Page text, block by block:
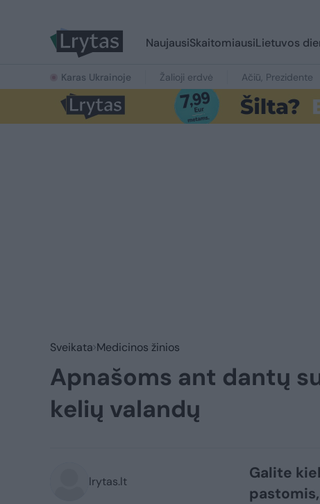
NaujausiSkaitomiausiLietuvos
Karas Ukrainoje Žalioji erdvė Ačiū, Prezidente
Sveikata Medicinos žinios
Apnašoms ant dantų
kelių valandų
lrytas.lt
Galite